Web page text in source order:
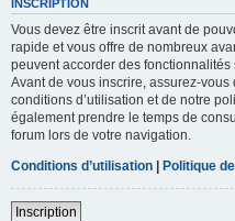
INSCRIPTION
Vous devez être inscrit avant de
rapide et vous offre de nombreux
peuvent accorder des
Avant de vous inscrire, assurez-
conditions d’utilisation et de notre
également prendre le temps de
forum lors de votre navigation.
Conditions d’utilisation | Politique
Inscription